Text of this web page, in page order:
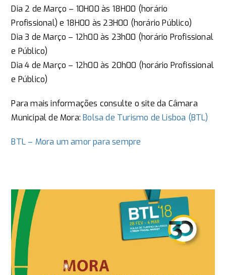
Dia 2 de Março – 10H00 às 18H00 (horário
Profissional) e 18H00 às 23H00 (horário Público)
Dia 3 de Março – 12h00 às 23h00 (horário Profissional
e Público)
Dia 4 de Março – 12h00 às 20h00 (horário Profissional
e Público)
Para mais informações consulte o site da Câmara
Municipal de Mora:Bolsa de Turismo de Lisboa (BTL)
BTL – Mora um amor para sempre